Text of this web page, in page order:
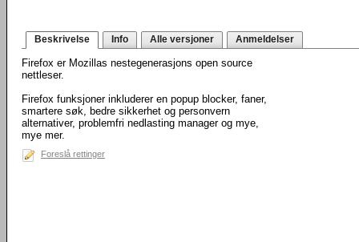
Beskrivelse Info Alle versjoner Anmeldelser
Firefox er Mozillas nestegenerasjons open source
nettleser.
Firefox funksjoner inkluderer en popup blocker, faner,
smartere søk, bedre sikkerhet og personvern
alternativer, problemfri nedlasting manager og mye,
mye mer.
Foreslå rettinger